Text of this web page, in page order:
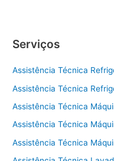
Serviços
Assistência Técnica
Assistência Técnica
Assistência Técnica
Assistência Técnica
Assistência Técnica